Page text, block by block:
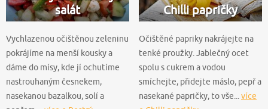
salát
Vychlazenou očištěnou zeleninu
pokrájíme na menší kousky a
dáme do mísy, kde jí ochutíme
nastrouhaným česnekem,
nasekanou bazalkou, solí a
Chilli papričky
Očištěné papriky nakrájejte na
tenké proužky. Jablečný ocet
spolu s cukrem a vodou
smíchejte, přidejte máslo, pepř a
nasekané papričky, to vše... více